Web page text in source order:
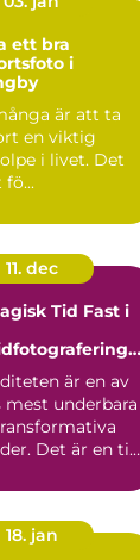
ett bra
i
är att ta
en viktig
i livet. Det
11. dec
Tid Fast i
i
är en av
mest underbara
Det är en tid
18. jan